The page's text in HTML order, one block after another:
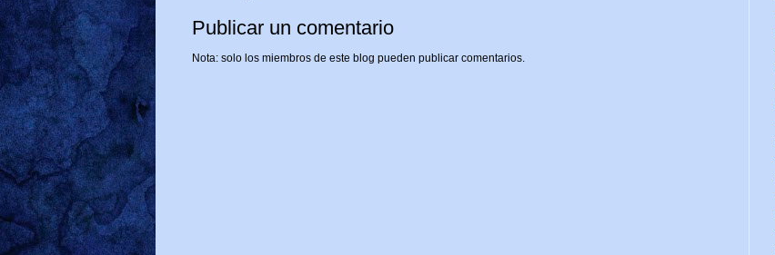
Publicar un comentario
Nota: solo los miembros de este blog pueden publicar comentarios.